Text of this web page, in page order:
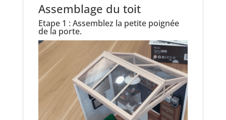
Assemblage du toit
Etape 1 : Assemblez la petite poignée
de la porte.